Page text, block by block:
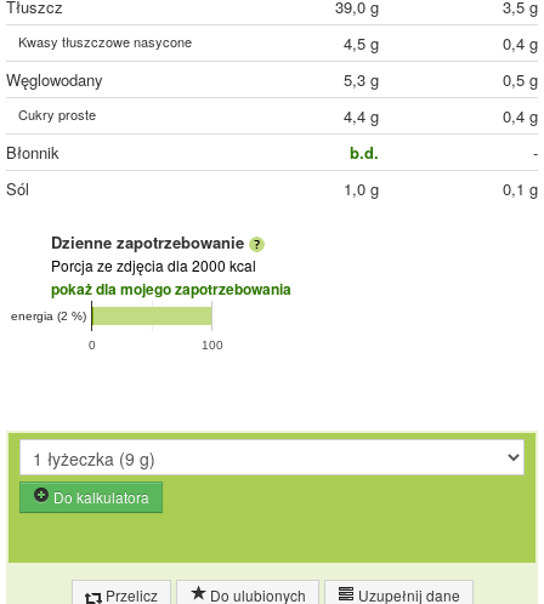
Tłuszcz
39,0 g 3,5 g
Kwasy tłuszczowe nasycone 4,5 g
0,4 g
Węglowodany
5,3 g 0,5 g
Cukry proste 4,4 g
0,4 g
Błonnik
b.d.
-
Sól
1,0 g 0,1 g
Dzienne zapotrzebowanie
Porcja ze zdjęcia dla 2000 kcal
pokaż dla mojego zapotrzebowania
0 100
energia (2 %)
Do kalkulatora
Przelicz Do ulubionych
Uzupełnij dane